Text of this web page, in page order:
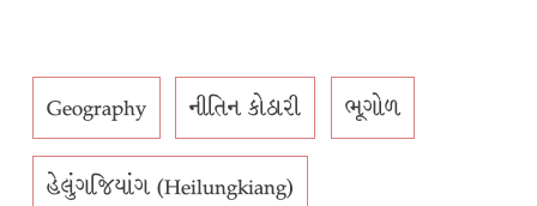
Geography નીતિન કોઠારી ભૂગોળ
હેલુંગજિયાંગ (Heilungkiang)